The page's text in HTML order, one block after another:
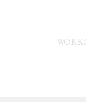
表現作品を制作、大学